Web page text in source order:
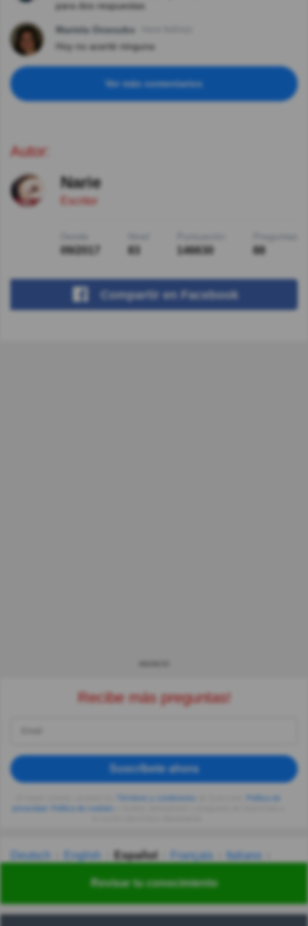
Revisar tu conocimiento
para dos respuestas
Mariela Orzeszko
Hoy no acerté ninguna
Ver más comentarios
Autor:
Narie
Escritor
09/2017 83 146630 88
Compartir en Facebook
Recibe más preguntas!
Suscríbete ahora
privacidad
Deutsch English Español Français
Italiano
Українська हिन्दी 한국어 汉语